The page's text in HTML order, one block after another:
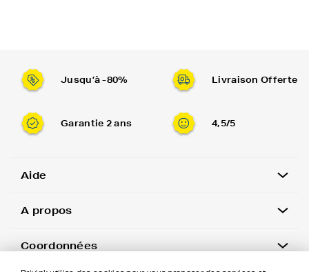
Jusqu’à -80% Livraison Offerte
Garantie 2 ans 4,5/5
Aide
A propos
Coordonnées